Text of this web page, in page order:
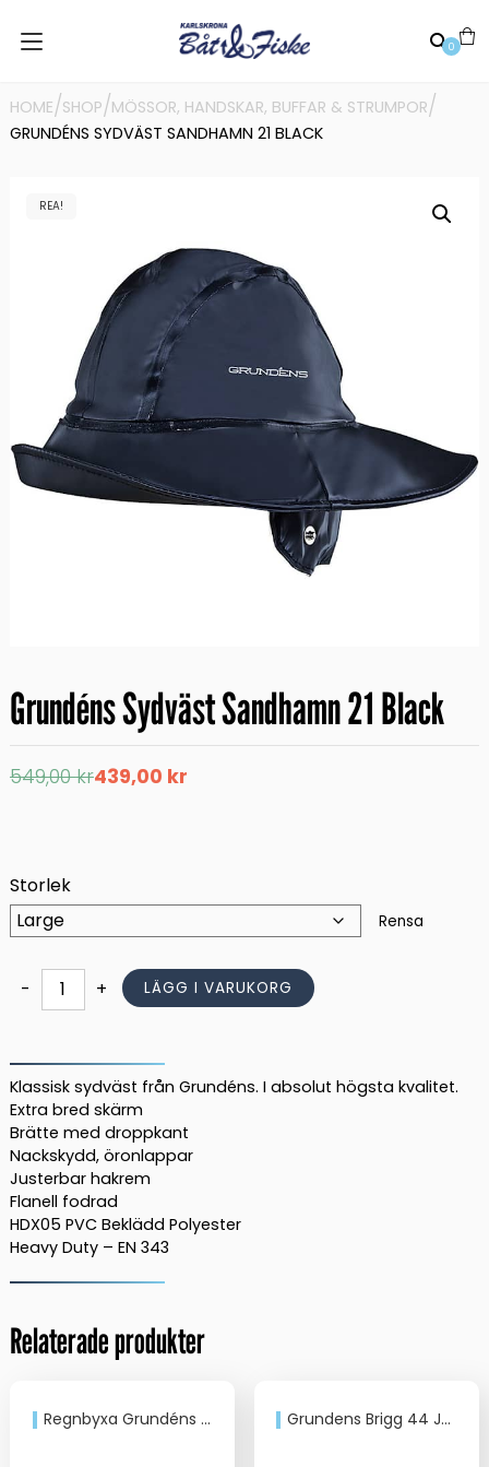
0
HOME/SHOP/MÖSSOR, HANDSKAR, BUFFAR & STRUMPOR/
GRUNDÉNS SYDVÄST SANDHAMN 21 BLACK
REA!
Grundéns Sydväst Sandhamn 21 Black
549,00kr
Det
ursprungliga
439,00 kr
Det
nuvarande
Storlek
Rensa
-
Grundéns
Sydväst
21
Black
mängd
+ LÄGG I VARUKORG
Klassisk sydväst från Grundéns. I absolut högsta kvalitet.
Extra bred skärm
Brätte med droppkant
Nackskydd, öronlappar
Justerbar hakrem
Flanell fodrad
HDX05 PVC Beklädd Polyester
Heavy Duty – EN 343
Relaterade produkter
Regnbyxa Grundéns Nordan 28 Orange Grundens Brigg 44 Jacka